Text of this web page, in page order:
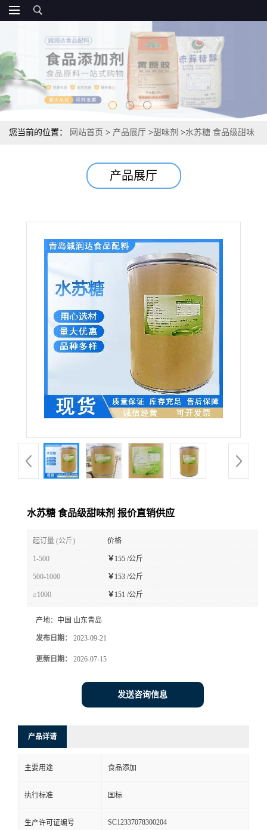
您当前的位置： 网站首页 > 产品展厅 >甜味剂 >水苏糖 食品级甜味
产品展厅
水苏糖 食品级甜味剂 报价直销供应
起订量 (公斤) 价格
1-500 ￥ 155 /公斤
500-1000 ￥ 153 /公斤
≥1000 ￥ 151 /公斤
产地： 中国 山东青岛
发布日期： 2023-09-21
更新日期： 2026-07-15
发送咨询信息
产品详请
主要用途 食品添加
执行标准 国标
生产许可证编号 SC12337078300204